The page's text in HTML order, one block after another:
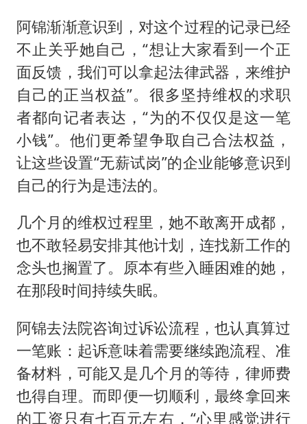
阿锦渐渐意识到，对这个过程的记录已经
不止关乎她自己，“想让大家看到一个正
面反馈，我们可以拿起法律武器，来维护
自己的正当权益”。很多坚持维权的求职
者都向记者表达，“为的不仅仅是这一笔
小钱”。他们更希望争取自己合法权益，
让这些设置“无薪试岗”的企业能够意识到
自己的行为是违法的。
几个月的维权过程里，她不敢离开成都，
也不敢轻易安排其他计划，连找新工作的
念头也搁置了。原本有些入睡困难的她，
在那段时间持续失眠。
阿锦去法院咨询过诉讼流程，也认真算过
一笔账：起诉意味着需要继续跑流程、准
备材料，可能又是几个月的等待，律师费
也得自理。而即便一切顺利，最终拿回来
的工资只有七百元左右，“心里感觉进行